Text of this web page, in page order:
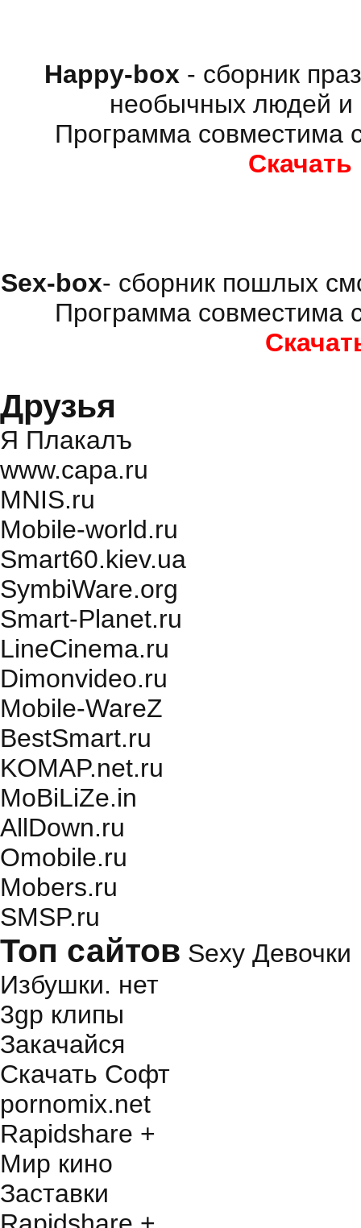
Happy-box - сборник
необычных людей и
Программа совместима
Sex-box- сборник пошлых
Программа совместима
Друзья
Я Плакалъ
www.capa.ru
MNIS.ru
Mobile-world.ru
Smart60.kiev.ua
SymbiWare.org
Smart-Planet.ru
LineCinema.ru
Dimonvideo.ru
Mobile-WareZ
BestSmart.ru
KOMAP.net.ru
MoBiLiZe.in
AllDown.ru
Оmobile.ru
Mobers.ru
SMSP.ru
Топ сайтов Sexy Девочки
Избушки. нет
3gp клипы
Закачайся
Скачать Софт
pornomix.net
Rapidshare +
Мир кино
Заставки